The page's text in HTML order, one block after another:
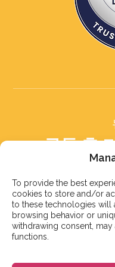
To provide the best
cookies to store and/or
to these technologies will
browsing behavior or
withdrawing consent, may
functions.
구독 후
받